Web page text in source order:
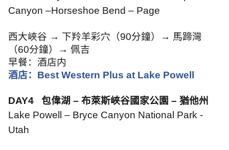
Canyon –Horseshoe Bend – Page
西大峽谷 → 下羚羊彩穴（90分鐘）→ 馬蹄灣
（60分鐘）→ 佩吉
早餐：酒店内
酒店： Best Western Plus at Lake Powell
DAY4
包偉湖 – 布萊斯峽谷國家公園 – 猶他州
Lake Powell – Bryce Canyon National Park -
Utah